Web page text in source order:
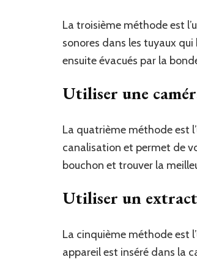
La troisième méthode est
sonores dans les tuyaux
ensuite évacués par la
Utiliser une
La quatrième méthode est
canalisation et permet de
bouchon et trouver la
Utiliser un
La cinquième méthode est
appareil est inséré dans la